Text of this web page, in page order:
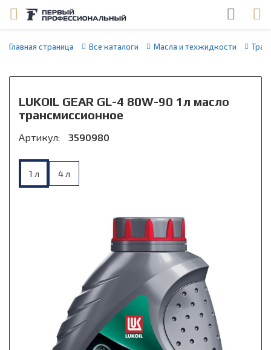
Главная страница Все каталоги Масла и техжидкости
LUKOIL GEAR GL-4 80W-90 1л масло
трансмиссионное
Артикул: 3590980
1 л 4 л